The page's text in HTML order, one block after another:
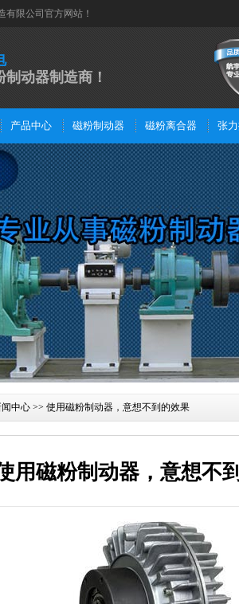
有限公司官方网站！
制动器制造商！
产品中心 磁粉制动器 磁粉离合器 张
中心 >> 使用磁粉制动器，意想不到的效果
用磁粉制动器，意想不